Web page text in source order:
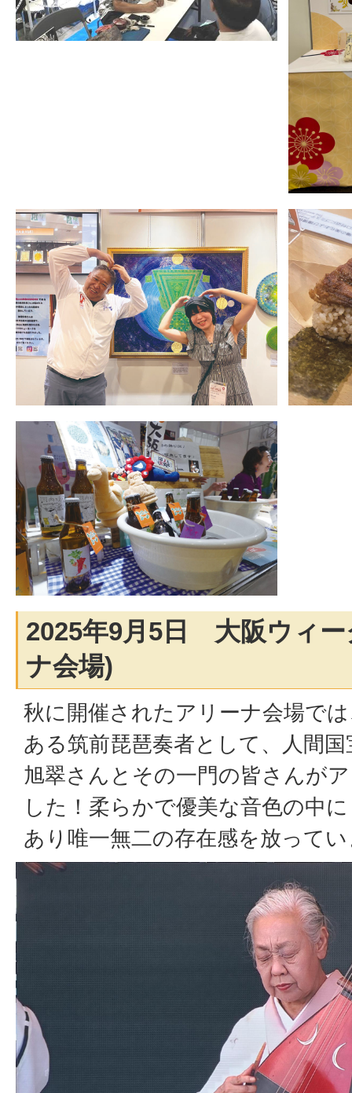
2025年9月5日 大阪ウィー
ナ会場)
秋に開催されたアリーナ会場で
ある筑前琵琶奏者として、人間
旭翠さんとその一門の皆さんが
した！柔らかで優美な音色の中
あり唯一無二の存在感を放って